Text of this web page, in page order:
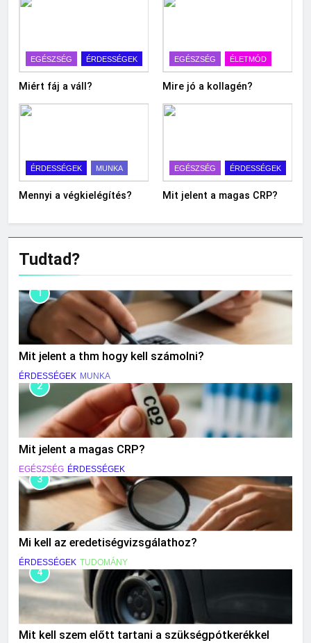
EGÉSZSÉG ÉRDESSÉGEK
Miért fáj a váll?
EGÉSZSÉG ÉLETMÓD
Mire jó a kollagén?
ÉRDESSÉGEK MUNKA
Mennyi a végkielégítés?
EGÉSZSÉG ÉRDESSÉGEK
Mit jelent a magas CRP?
Tudtad?
1
Mit jelent a thm hogy kell számolni?
ÉRDESSÉGEK MUNKA
2
Mit jelent a magas CRP?
EGÉSZSÉG ÉRDESSÉGEK
3
Mi kell az eredetiségvizsgálathoz?
ÉRDESSÉGEK TUDOMÁNY
4
Mit kell szem előtt tartani a szükségpótkerékkel